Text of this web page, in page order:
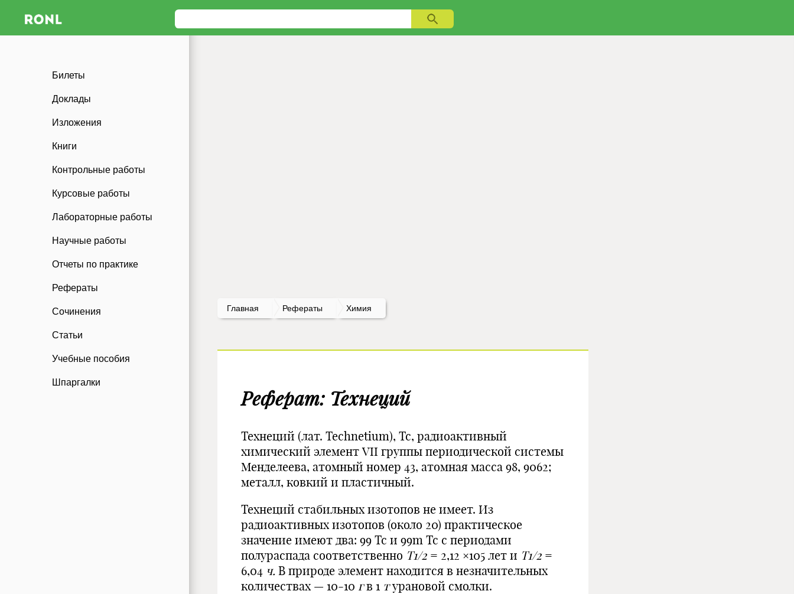
Билеты
Доклады
Изложения
Книги
Контрольные работы
Курсовые работы
Лабораторные работы
Научные работы
Отчеты по практике
Рефераты
Сочинения
Статьи
Учебные пособия
Шпаргалки
Главная Рефераты Химия
Реферат: Технеций
Технеций (лат. Technetium), Тс, радиоактивный
химический элемент VII группы периодической системы
Менделеева, атомный номер 43, атомная масса 98, 9062;
металл, ковкий и пластичный.
Технеций стабильных изотопов не имеет. Из
радиоактивных изотопов (около 20) практическое
значение имеют два: 99 Тс и 99m Tc с периодами
полураспада соответственно Т1/2 = 2,12 ×105 лет и T1/2 =
6,04 ч. В природе элемент находится в незначительных
количествах — 10-10 гв 1 турановой смолки.